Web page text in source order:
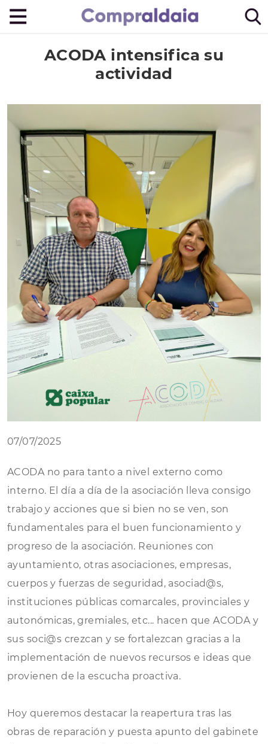
ACODA intensifica su
actividad
07/07/2025
ACODA no para tanto a nivel externo como
interno. El día a día de la asociación lleva consigo
trabajo y acciones que si bien no se ven, son
fundamentales para el buen funcionamiento y
progreso de la asociación. Reuniones con
ayuntamiento, otras asociaciones, empresas,
cuerpos y fuerzas de seguridad, asociad@s,
instituciones públicas comarcales, provinciales y
autonómicas, gremiales, etc... hacen que ACODA y
sus soci@s crezcan y se fortalezcan gracias a la
implementación de nuevos recursos e ideas que
provienen de la escucha proactiva.
Hoy queremos destacar la reapertura tras las
obras de reparación y puesta apunto del gabinete